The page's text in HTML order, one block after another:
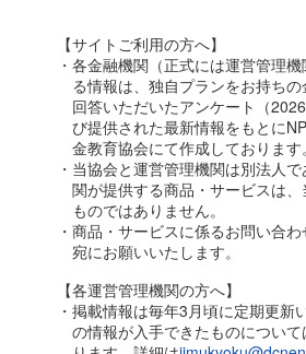
【サイトご利用の方へ】
・各金融機関（正式には運営管理
る情報は、独自プランをお持ち
回答いただいたアンケート（
び提供された最新情報をもとに
金教育協会にて作成しております。
・当協会と運営管理機関は別法人
関が提供する商品・サービスは
ものではありません。
・商品・サービスに係るお問い合
宛にお願いいたします。
【各運営管理機関の方へ】
・掲載情報は毎年3月頃に定期更新
の情報が入手できたものについ